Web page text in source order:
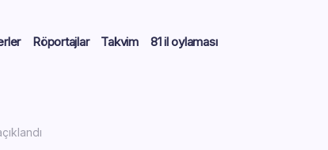
Röportajlar Takvim 81 il oylaması